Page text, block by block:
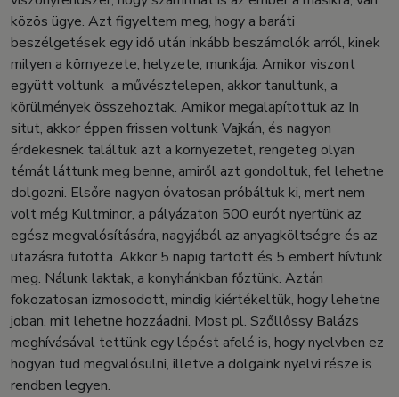
közös ügye. Azt figyeltem meg, hogy a baráti
beszélgetések egy idő után inkább beszámolók arról, kinek
milyen a környezete, helyzete, munkája. Amikor viszont
együtt voltunk a művésztelepen, akkor tanultunk, a
körülmények összehoztak. Amikor megalapítottuk az In
situt, akkor éppen frissen voltunk Vajkán, és nagyon
érdekesnek találtuk azt a környezetet, rengeteg olyan
témát láttunk meg benne, amiről azt gondoltuk, fel lehetne
dolgozni. Elsőre nagyon óvatosan próbáltuk ki, mert nem
volt még Kultminor, a pályázaton 500 eurót nyertünk az
egész megvalósítására, nagyjából az anyagköltségre és az
utazásra futotta. Akkor 5 napig tartott és 5 embert hívtunk
meg. Nálunk laktak, a konyhánkban főztünk. Aztán
fokozatosan izmosodott, mindig kiértékeltük, hogy lehetne
joban, mit lehetne hozzáadni. Most pl. Szőllőssy Balázs
meghívásával tettünk egy lépést afelé is, hogy nyelvben ez
hogyan tud megvalósulni, illetve a dolgaink nyelvi része is
rendben legyen.